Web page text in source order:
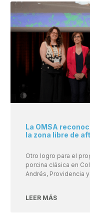
La OMSA
la zona libre de
Otro logro para el
porcina clásica en
Andrés, Providencia y
LEER MÁS